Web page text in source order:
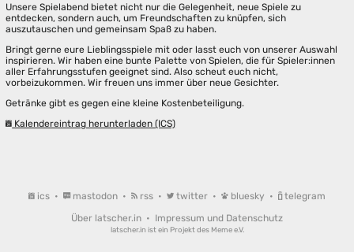
Unsere Spielabend bietet nicht nur die Gelegenheit, neue Spiele zu
entdecken, sondern auch, um Freundschaften zu knüpfen, sich
auszutauschen und gemeinsam Spaß zu haben.
Bringt gerne eure Lieblingsspiele mit oder lasst euch von unserer Auswahl
inspirieren. Wir haben eine bunte Palette von Spielen, die für Spieler:innen
aller Erfahrungsstufen geeignet sind. Also scheut euch nicht,
vorbeizukommen. Wir freuen uns immer über neue Gesichter.
Getränke gibt es gegen eine kleine Kostenbeteiligung.
Kalendereintrag herunterladen (ICS)
ics • mastodon • rss • twitter • bluesky •
telegram
Über latscher.in • Impressum und Datenschutz
latscher.in ist ein Projekt des Meme e.V.